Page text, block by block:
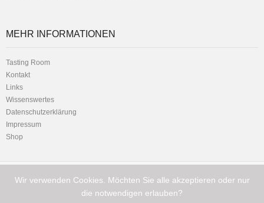
MEHR INFORMATIONEN
Tasting Room
Kontakt
Links
Wissenswertes
Datenschutzerklärung
Impressum
Shop
Telefon:
Hauptstrasse 1 - 8716 Schmerikon
Wir verwenden Cookies. Möchten Sie alle akzeptieren oder nur
die notwendigen erlauben?